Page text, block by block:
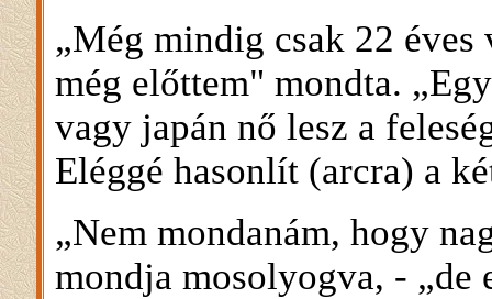
„Még mindig csak 22 éves
még előttem" mondta.
vagy japán nő lesz a
Eléggé hasonlít (arcra) a
„Nem mondanám, hogy
mondja mosolyogva, - „de